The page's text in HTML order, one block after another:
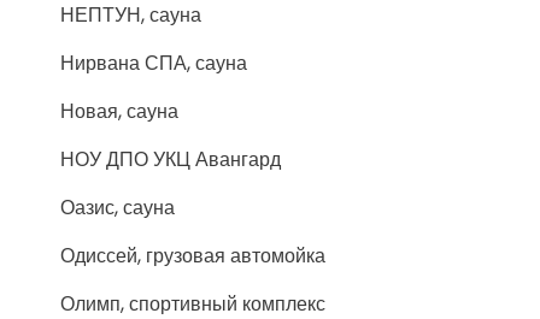
НЕПТУН, сауна
Нирвана СПА, сауна
Новая, сауна
НОУ ДПО УКЦ Авангард
Оазис, сауна
Одиссей, грузовая автомойка
Олимп, спортивный комплекс